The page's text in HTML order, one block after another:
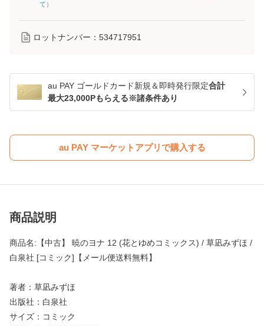
て ）
ロットナンバー： 534717951
au PAY ゴールドカード新規＆即時発行限定合計
最大23,000Pもらえる※諸条件あり
au PAY マーケットアプリで購入する
商品説明
商品名:【中古】 暁のヨナ 12 (花とゆめコミックス) / 草凪みずほ /
白泉社 [コミック]【メール便送料無料】
著者：草凪みずほ
出版社：白泉社
サイズ：コミック